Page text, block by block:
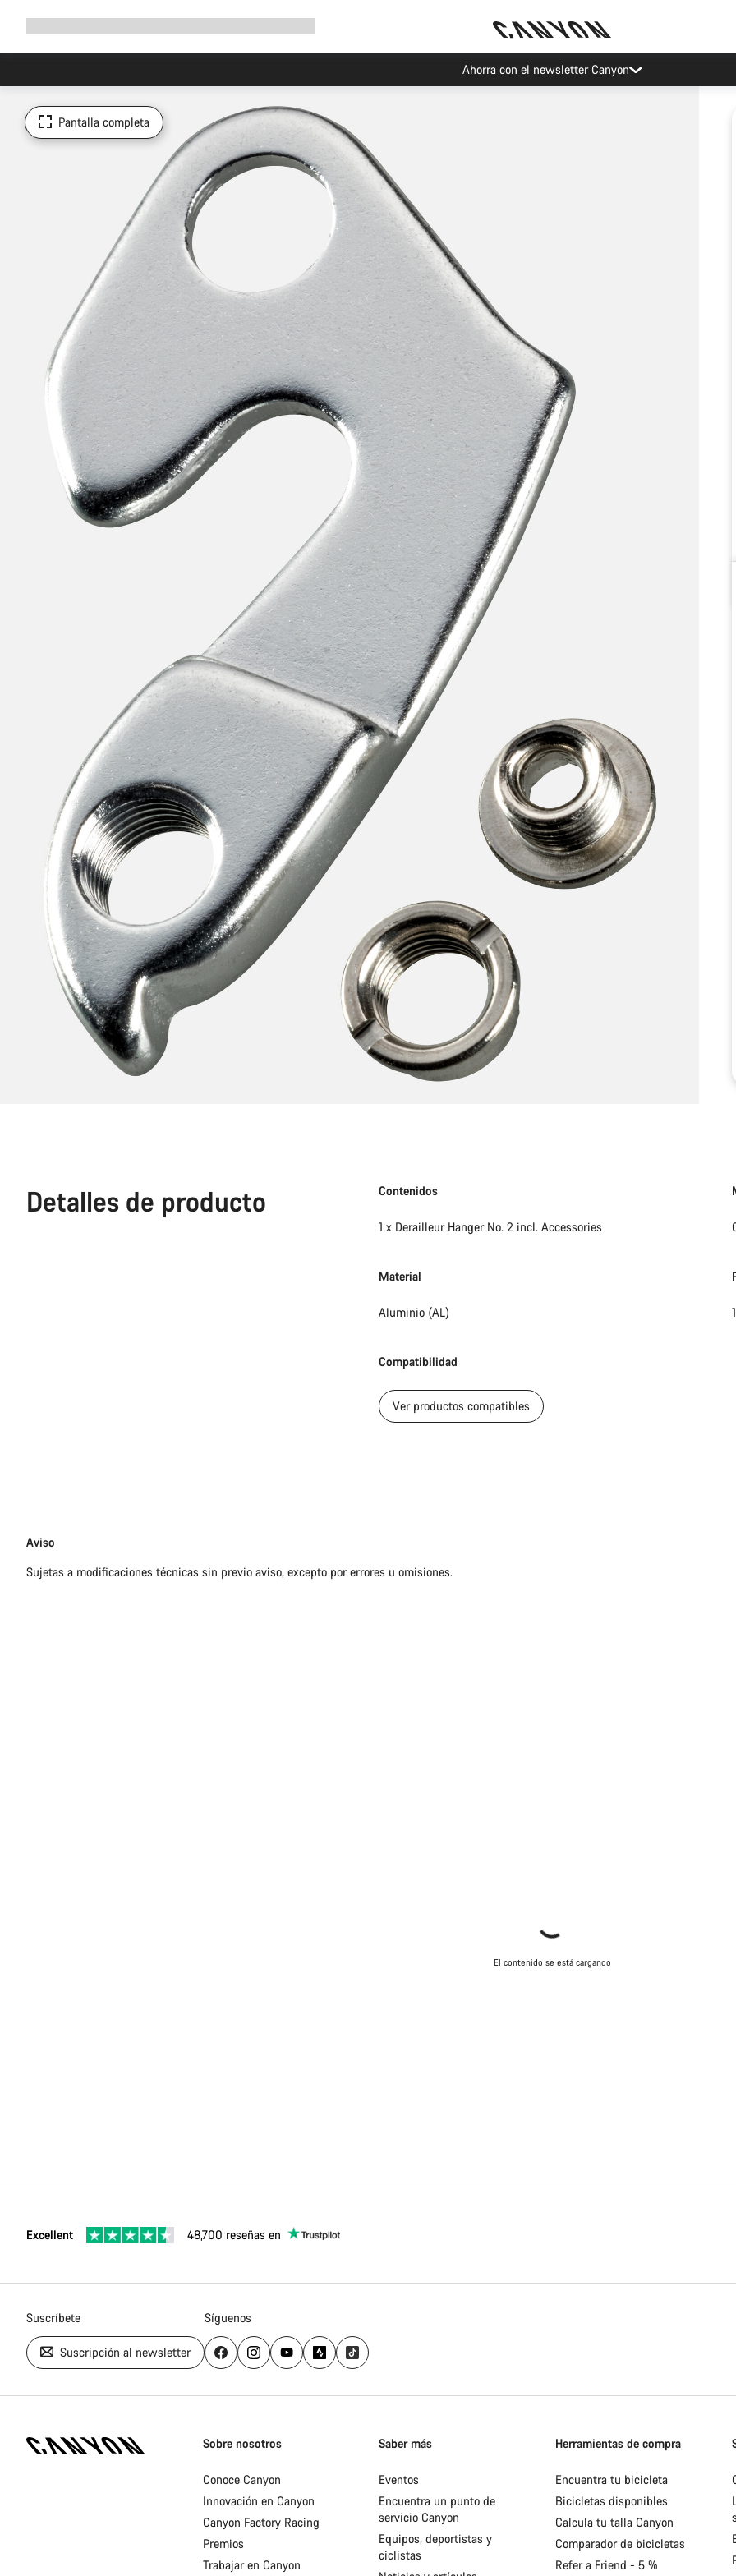
Ahorra con el newsletter Canyon
Pantalla completa
Detalles de producto Contenidos
1 x Derailleur Hanger No. 2 incl. Accessories
Material
Aluminio (AL)
Compatibilidad
Ver productos compatibles
Exención
responsabilidades
Aviso
Sujetas a modificaciones técnicas sin previo aviso, excepto por errores u omisiones.
El contenido se está cargando
Excellent 48,700 reseñas en
Suscríbete
Suscripción al newsletter
Síguenos
Homepage
Sobre nosotros
Conoce Canyon
Innovación en Canyon
Canyon Factory Racing
Premios
Trabajar en Canyon
Saber más
Eventos
Encuentra un punto de
servicio Canyon
Equipos, deportistas y
ciclistas
Herramientas de compra
Encuentra tu bicicleta
Bicicletas disponibles
Calcula tu talla Canyon
Comparador de bicicletas
Refer a Friend - 5 %